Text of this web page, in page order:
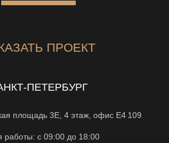
ПРОЕКТ
ПЕТЕРБУРГ
площадь 3Е, 4 этаж, офис Е4 109
работы: с 09:00 до 18:00